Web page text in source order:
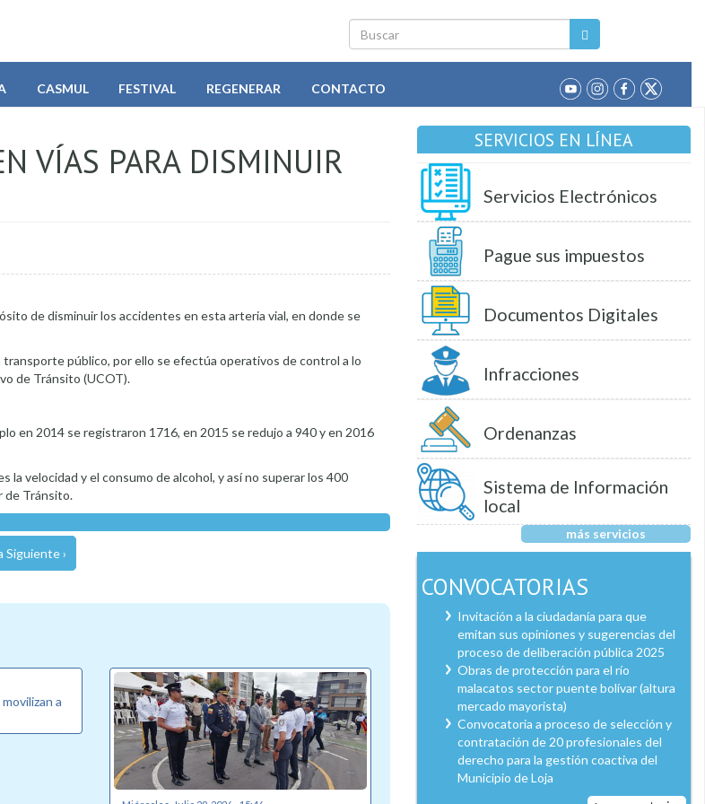
Buscar
CASMUL FESTIVAL REGENERAR CONTACTO
VÍAS PARA DISMINUIR
de disminuir los accidentes en esta arteria vial, en donde se
transporte público, por ello se efectúa operativos de control a lo
de Tránsito (UCOT).
en 2014 se registraron 1716, en 2015 se redujo a 940 y en 2016
velocidad y el consumo de alcohol, y así no superar los 400
de Tránsito.
Siguiente ›
a
SERVICIOS EN LÍNEA
Servicios Electrónicos
Pague sus impuestos
Documentos Digitales
Infracciones
Ordenanzas
Sistema de Información
local
más servicios
CONVOCATORIAS
Invitación a la ciudadanía para que
emitan sus opiniones y sugerencias del
proceso de deliberación pública 2025
Obras de protección para el río
malacatos sector puente bolívar (altura
mercado mayorista)
Convocatoria a proceso de selección y
contratación de 20 profesionales del
derecho para la gestión coactiva del
Municipio de Loja